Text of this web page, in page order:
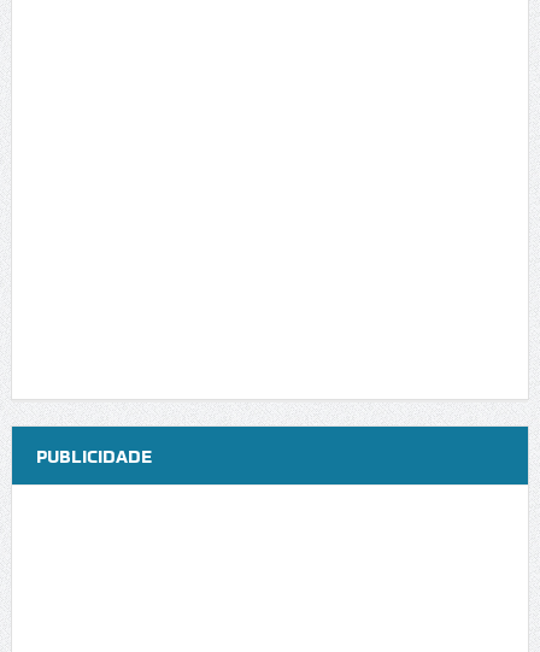
PUBLICIDADE